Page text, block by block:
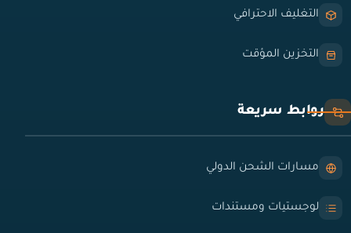
التغليف الاحترافي
التخزين المؤقت
روابط سريعة
مسارات الشحن الدولي
لوجستيات ومستندات